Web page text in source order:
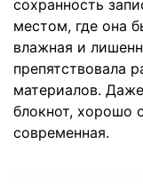
сохранность
местом, где она
влажная и
препятствовала
материалов.
блокнот, хорошо
современная.